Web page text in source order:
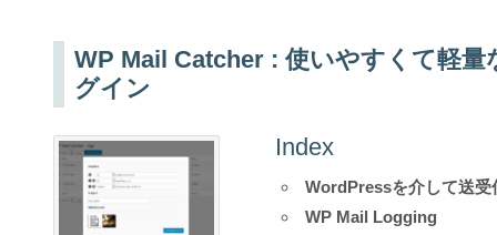
WP Mail Catcher : 使いやすくて軽量
グイン
Index
WordPressを介して送受
WP Mail Logging